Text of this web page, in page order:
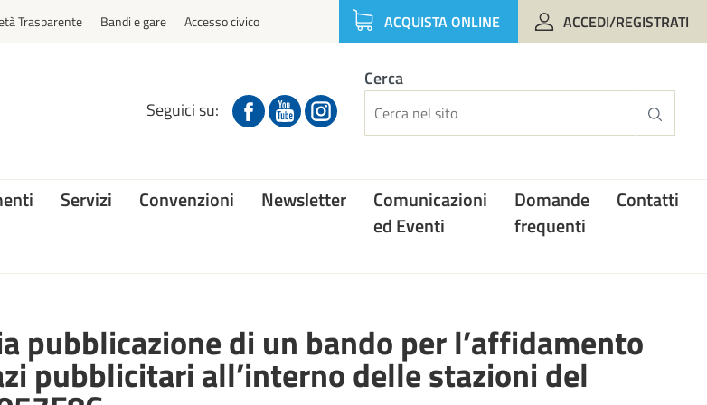
ACQUISTA ONLINE ACCEDI/REGISTRATI
Trasparente Bandi e gare Accesso civico
Seguici su:
Cerca
Servizi Convenzioni Newsletter
Comunicazioni
ed Eventi
Domande
frequenti
Contatti
pubblicazione di un bando per l’affidamento
pubblicitari all’interno delle stazioni del